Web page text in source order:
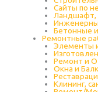
Сайты по
Ландшафт,
Бетонные
Ремонтные
Элементы
Ремонт и
Окна и
Клининг,